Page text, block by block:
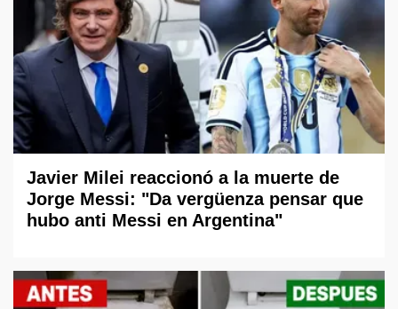
Javier Milei reaccionó a la muerte de
Jorge Messi: "Da vergüenza pensar que
hubo anti Messi en Argentina"